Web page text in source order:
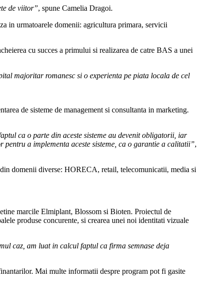
de viitor”, spune Camelia Dragoi.
in urmatoarele domenii: agricultura primara, servicii
cu succes a primului si realizarea de catre BAS a unei
majoritar romanesc si o experienta pe piata locala de cel
de sisteme de management si consultanta in marketing.
ca o parte din aceste sisteme au devenit obligatorii, iar
a implementa aceste sisteme, ca o garantie a calitatii”,
domenii diverse: HORECA, retail, telecomunicatii, media si
marcile Elmiplant, Blossom si Bioten. Proiectul de
produse concurente, si crearea unei noi identitati vizuale
caz, am luat in calcul faptul ca firma semnase deja
Mai multe informatii despre program pot fi gasite